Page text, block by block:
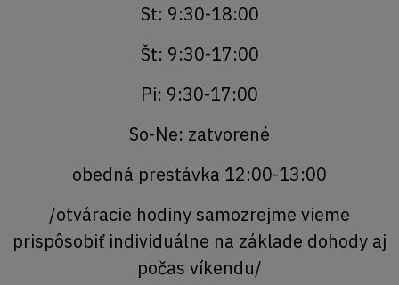
St: 9:30-18:00
Št: 9:30-17:00
Pi: 9:30-17:00
So-Ne: zatvorené
obedná prestávka 12:00-13:00
/otváracie hodiny samozrejme vieme
prispôsobiť individuálne na základe dohody aj
počas víkendu/